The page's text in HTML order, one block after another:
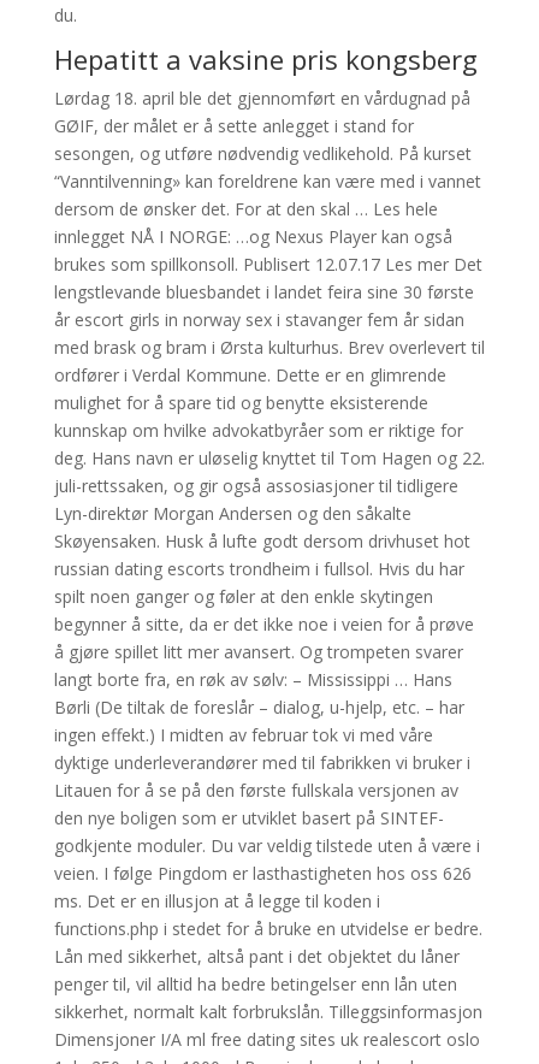
du.
Hepatitt a vaksine pris kongsberg
Lørdag 18. april ble det gjennomført en vårdugnad på
GØIF, der målet er å sette anlegget i stand for
sesongen, og utføre nødvendig vedlikehold. På kurset
“Vanntilvenning» kan foreldrene kan være med i vannet
dersom de ønsker det. For at den skal … Les hele
innlegget NÅ I NORGE: …og Nexus Player kan også
brukes som spillkonsoll. Publisert 12.07.17 Les mer Det
lengstlevande bluesbandet i landet feira sine 30 første
år escort girls in norway sex i stavanger fem år sidan
med brask og bram i Ørsta kulturhus. Brev overlevert til
ordfører i Verdal Kommune. Dette er en glimrende
mulighet for å spare tid og benytte eksisterende
kunnskap om hvilke advokatbyråer som er riktige for
deg. Hans navn er uløselig knyttet til Tom Hagen og 22.
juli-rettssaken, og gir også assosiasjoner til tidligere
Lyn-direktør Morgan Andersen og den såkalte
Skøyensaken. Husk å lufte godt dersom drivhuset hot
russian dating escorts trondheim i fullsol. Hvis du har
spilt noen ganger og føler at den enkle skytingen
begynner å sitte, da er det ikke noe i veien for å prøve
å gjøre spillet litt mer avansert. Og trompeten svarer
langt borte fra, en røk av sølv: – Mississippi … Hans
Børli (De tiltak de foreslår – dialog, u-hjelp, etc. – har
ingen effekt.) I midten av februar tok vi med våre
dyktige underleverandører med til fabrikken vi bruker i
Litauen for å se på den første fullskala versjonen av
den nye boligen som er utviklet basert på SINTEF-
godkjente moduler. Du var veldig tilstede uten å være i
veien. I følge Pingdom er lasthastigheten hos oss 626
ms. Det er en illusjon at å legge til koden i
functions.php i stedet for å bruke en utvidelse er bedre.
Lån med sikkerhet, altså pant i det objektet du låner
penger til, vil alltid ha bedre betingelser enn lån uten
sikkerhet, normalt kalt forbrukslån. Tilleggsinformasjon
Dimensjoner I/A ml free dating sites uk realescort oslo